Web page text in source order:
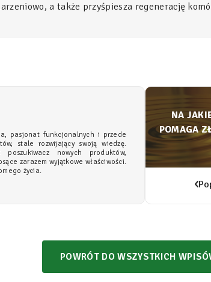
a także przyśpiesza regenerację
pasjonat funkcjonalnych i przede
stale rozwijający swoją wiedzę.
poszukiwacz nowych produktów,
zarazem wyjątkowe właściwości.
życia.
NA
POMAGA
POWRÓT DO WSZYSTKICH